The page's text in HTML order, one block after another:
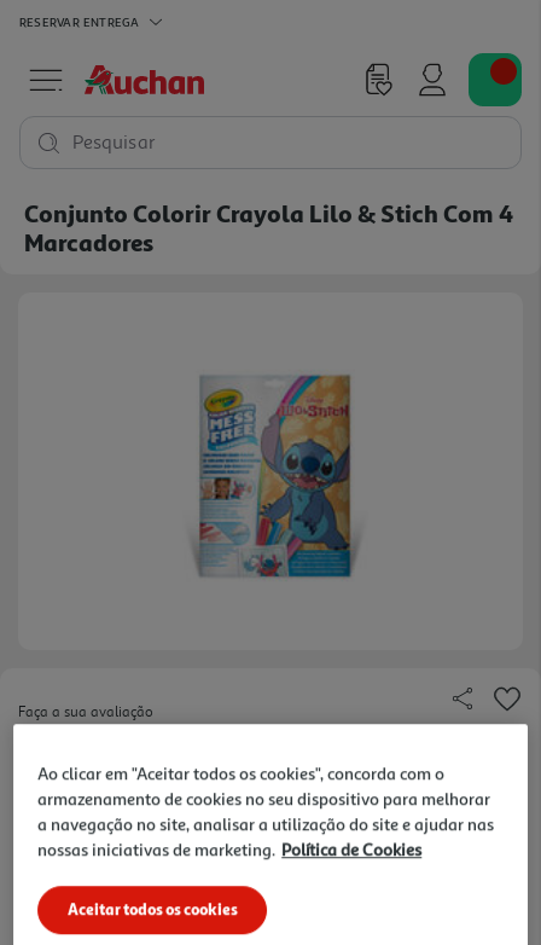
RESERVAR ENTREGA
Pesquisar
Conjunto Colorir Crayola Lilo & Stich Com 4
Marcadores
Faça a sua avaliação
0.67 €/un
7,99 €
Ao clicar em "Aceitar todos os cookies", concorda com o
armazenamento de cookies no seu dispositivo para melhorar
a navegação no site, analisar a utilização do site e ajudar nas
nossas iniciativas de marketing. Política de Cookies
Aceitar todos os cookies